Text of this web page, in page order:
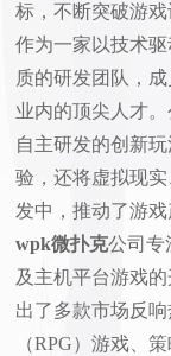
标，不断突破游戏
作为一家以技术
质的研发团队，
业内的顶尖人才
自主研发的创新
验，还将虚拟现
发中，推动了游戏
wpk微扑克公司专
及主机平台游戏
出了多款市场反
（RPG）游戏、